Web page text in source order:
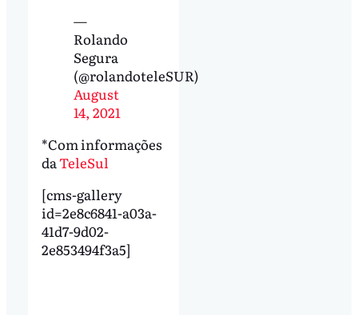
—
Rolando
Segura
(@rolandoteleSUR)
August
14, 2021
*Com informações
daTeleSul
[cms-gallery
id=2e8c6841-a03a-
41d7-9d02-
2e853494f3a5]